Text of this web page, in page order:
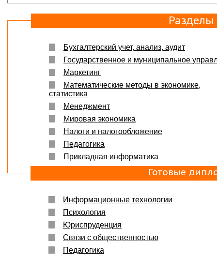
Яна
Большое спасибо Вам и автору!!! Это именно то,
Спасибо, что ВЫ есть!!!Бухгалтерский учет, анализ, аудит
Государственное и муниципальное
Маркетинг
Математические методы в экономике,
статистика
Менеджмент
Мировая экономика
Налоги и налогообложение
Педагогика
Прикладная информатика
Готовые
Информационные технологии
Психология
Юриспруденция
Связи с общественностью
Педагогика